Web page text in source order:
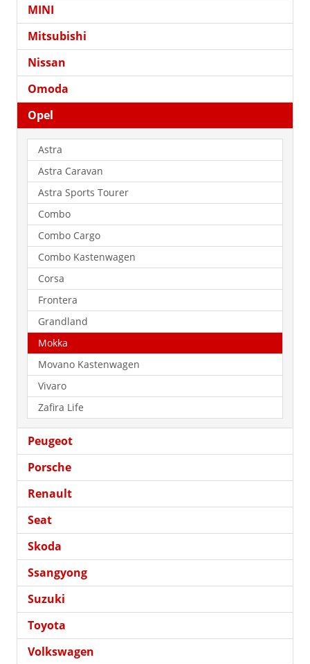
MINI
Mitsubishi
Nissan
Omoda
Opel
Astra
Astra Caravan
Astra Sports Tourer
Combo
Combo Cargo
Combo Kastenwagen
Corsa
Frontera
Grandland
Mokka
Movano Kastenwagen
Vivaro
Zafira Life
Peugeot
Porsche
Renault
Seat
Skoda
Ssangyong
Suzuki
Toyota
Volkswagen